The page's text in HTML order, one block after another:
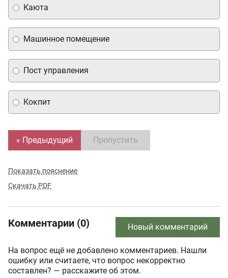
Каюта
Машинное помещение
Пост управления
Кокпит
« Предыдущий Пропустить
Показать пояснение
Скачать PDF
Комментарии (0) Новый комментарий
На вопрос ещё не добавлено комментариев. Нашли
ошибку или считаете, что вопрос некорректно
составлен? — расскажите об этом.